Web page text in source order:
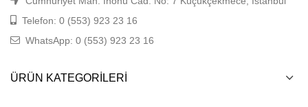
Telefon: 0 (553) 923 23 16
WhatsApp: 0 (553) 923 23 16
ÜRÜN KATEGORILERI